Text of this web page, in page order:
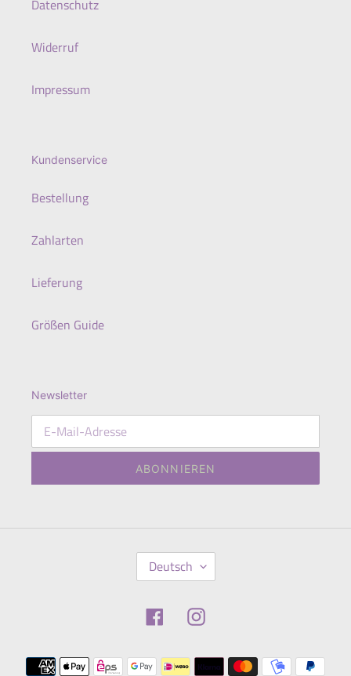
Datenschutz
Widerruf
Impressum
Kundenservice
Bestellung
Zahlarten
Lieferung
Größen Guide
Newsletter
ABONNIEREN
Deutsch
FacebookInstagram
Zahlungsmethoden